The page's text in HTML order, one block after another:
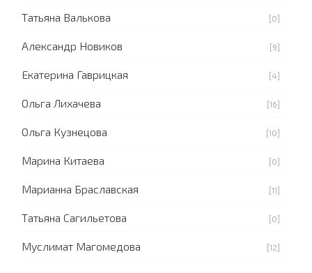
Татьяна Валькова [0]
Александр Новиков [9]
Екатерина Гаврицкая [4]
Ольга Лихачева [16]
Ольга Кузнецова [10]
Марина Китаева [0]
Марианна Браславская [11]
Татьяна Сагильетова [0]
Муслимат Магомедова [12]